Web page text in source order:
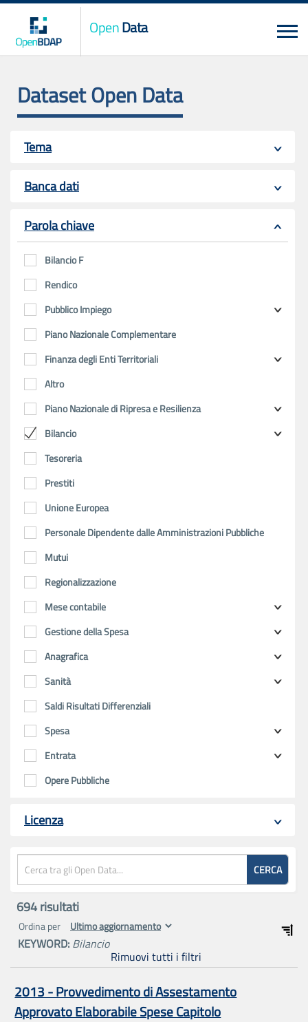
OpenData
Dataset Open Data
Tema
Banca dati
Parola chiave
Bilancio F
Rendico
Pubblico Impiego
Piano Nazionale Complementare
Finanza degli Enti Territoriali
Altro
Piano Nazionale di Ripresa e Resilienza
Bilancio
Tesoreria
Prestiti
Unione Europea
Personale Dipendente dalle Amministrazioni Pubbliche
Mutui
Regionalizzazione
Mese contabile
Gestione della Spesa
Anagrafica
Sanità
Saldi Risultati Differenziali
Spesa
Entrata
Opere Pubbliche
Licenza
CERCA
694risultati
Ordina per
KEYWORD: Bilancio
Rimuovi tutti i filtri
2013 - Provvedimento di Assestamento
Approvato Elaborabile Spese Capitolo